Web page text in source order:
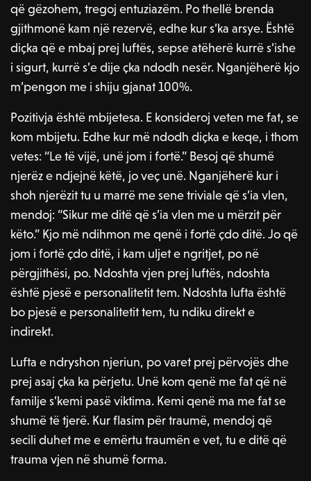
që gëzohem, tregoj entuziazëm. Po thellë brenda
gjithmonë kam një rezervë, edhe kur s’ka arsye. Është
diçka që e mbaj prej luftës, sepse atëherë kurrë s’ishe
i sigurt, kurrë s’e dije çka ndodh nesër. Nganjëherë kjo
m’pengon me i shiju gjanat 100%.
Pozitivja është mbijetesa. E konsideroj veten me fat, se
kom mbijetu. Edhe kur më ndodh diçka e keqe, i thom
vetes: “Le të vijë, unë jom i fortë.” Besoj që shumë
njerëz e ndjejnë këtë, jo veç unë. Nganjëherë kur i
shoh njerëzit tu u marrë me sene triviale që s’ia vlen,
mendoj: “Sikur me ditë që s’ia vlen me u mërzit për
këto.” Kjo më ndihmon me qenë i fortë çdo ditë. Jo që
jom i fortë çdo ditë, i kam uljet e ngritjet, po në
përgjithësi, po. Ndoshta vjen prej luftës, ndoshta
është pjesë e personalitetit tem. Ndoshta lufta është
bo pjesë e personalitetit tem, tu ndiku direkt e
indirekt.
Lufta e ndryshon njeriun, po varet prej përvojës dhe
prej asaj çka ka përjetu. Unë kom qenë me fat që në
familje s’kemi pasë viktima. Kemi qenë ma me fat se
shumë të tjerë. Kur flasim për traumë, mendoj që
secili duhet me e emërtu traumën e vet, tu e ditë që
trauma vjen në shumë forma.